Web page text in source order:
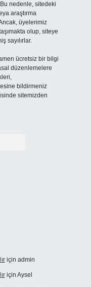
nedenle, sitedeki
araştırma
üyelerimiz
olup, siteye
sayılırlar.
ücretsiz bir bilgi
düzenlemelere
bildirmeniz
sitemizden
için admin
için Aysel